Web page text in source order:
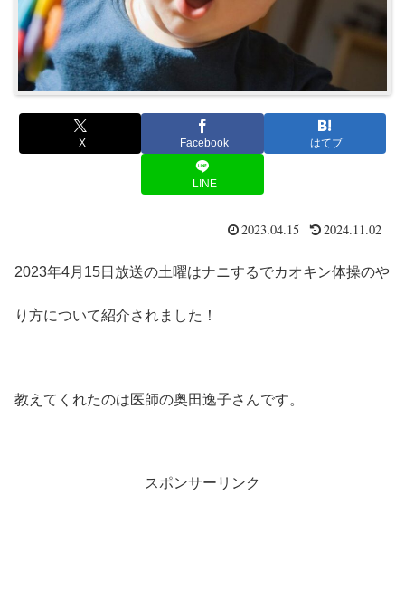
X Facebook はてブ
LINE
2023.04.15 2024.11.02
2023年4月15日放送の土曜はナニするでカオキン体操のや
り方について紹介されました！
教えてくれたのは医師の奥田逸子さんです。
スポンサーリンク